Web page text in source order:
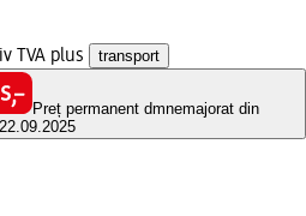
TVA plus transport
Preț permanent dmnemajorat din
22.09.2025